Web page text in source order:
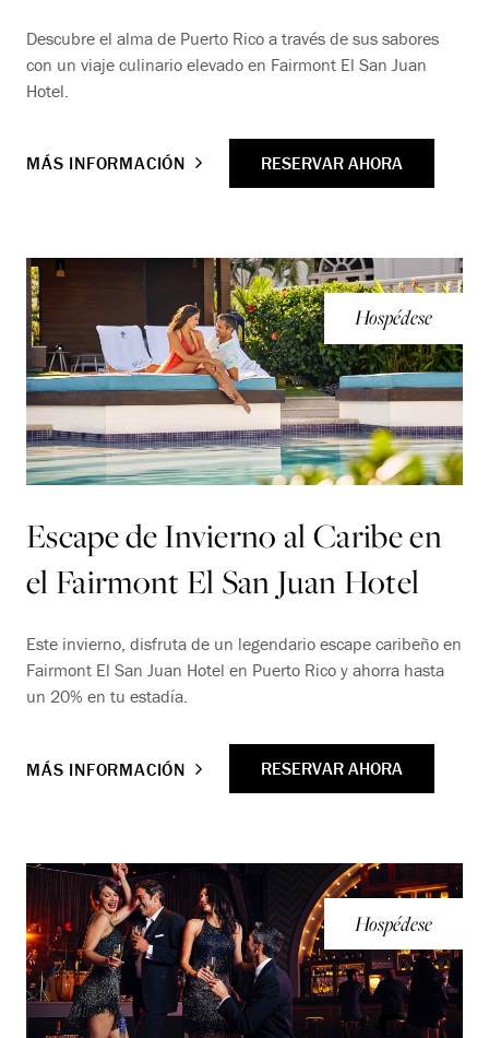
Descubre el alma de Puerto Rico a través de sus sabores
con un viaje culinario elevado en Fairmont El San Juan
Hotel.
MÁS INFORMACIÓN RESERVAR AHORA
Hospédese
Escape de Invierno al Caribe en
el Fairmont El San Juan Hotel
Este invierno, disfruta de un legendario escape caribeño en
Fairmont El San Juan Hotel en Puerto Rico y ahorra hasta
un 20% en tu estadía.
MÁS INFORMACIÓN RESERVAR AHORA
Hospédese